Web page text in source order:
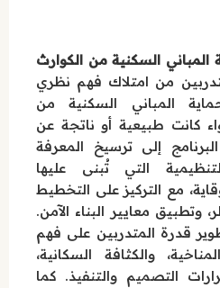
المباني السكنية من الكوارث
من امتلاك فهم نظري
المباني السكنية من
كانت طبيعية أو ناتجة عن
إلى ترسيخ المعرفة
التي تُبنى عليها
مع التركيز على التخطيط
وتطبيق معايير البناء الآمن.
قدرة المتدربين على فهم
والكثافة السكانية،
التصميم والتنفيذ. كما